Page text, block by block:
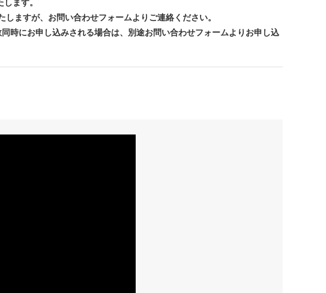
ますが、お問い合わせフォームよりご連絡ください。
時にお申し込みされる場合は、別途お問い合わせフォームよりお申し込